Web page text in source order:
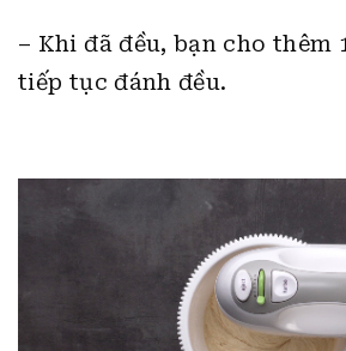
– Khi đã đều, bạn cho thêm
tiếp tục đánh đều.